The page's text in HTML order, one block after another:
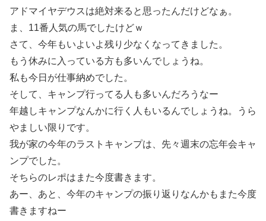
アドマイヤデウスは絶対来ると思ったんだけどなぁ。
ま、11番人気の馬でしたけどｗ
さて、今年もいよいよ残り少なくなってきました。
もう休みに入っている方も多いんでしょうね。
私も今日が仕事納めでした。
そして、キャンプ行ってる人も多いんだろうなー
年越しキャンプなんかに行く人もいるんでしょうね。うら
やましい限りです。
我が家の今年のラストキャンプは、先々週末の忘年会キャ
ンプでした。
そちらのレポはまた今度書きます。
あー、あと、今年のキャンプの振り返りなんかもまた今度
書きますねー